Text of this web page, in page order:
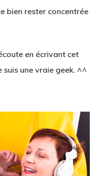
bien rester concentrée
en écrivant cet
suis une vraie geek. ^^